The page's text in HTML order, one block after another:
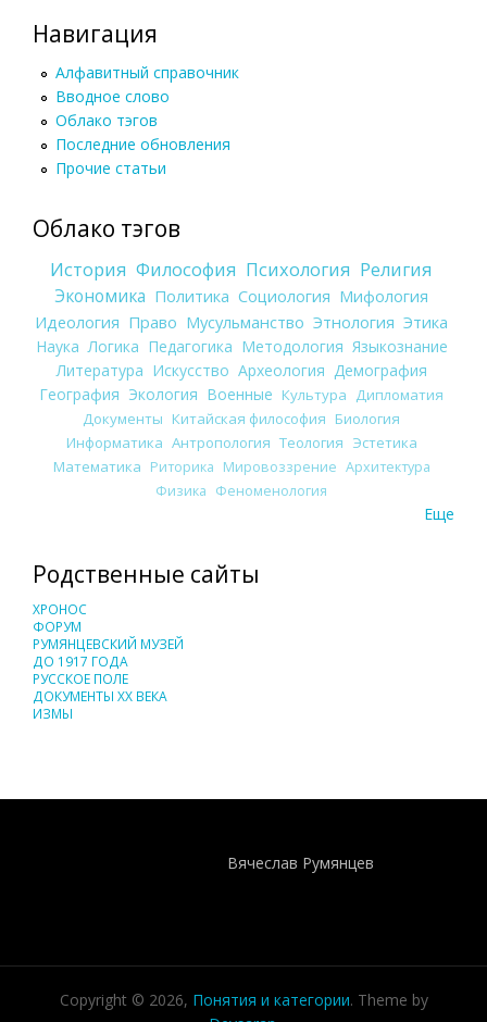
Навигация
Алфавитный справочник
Вводное слово
Облако тэгов
Последние обновления
Прочие статьи
Облако тэгов
История Философия Психология Религия
Экономика Политика Социология Мифология
Идеология Право Мусульманство Этнология Этика
Наука Логика Педагогика Методология Языкознание
Литература Искусство Археология Демография
География Экология Военные Культура
Дипломатия
Документы Китайская философия Биология
Информатика Антропология Теология Эстетика
Математика Риторика Мировоззрение Архитектура
Физика Феноменология
Еще
Родственные сайты
ХРОНОС
ФОРУМ
РУМЯНЦЕВСКИЙ МУЗЕЙ
ДО 1917 ГОДА
РУССКОЕ ПОЛЕ
ДОКУМЕНТЫ XX ВЕКА
ИЗМЫ
Вячеслав Румянцев
Copyright © 2026, Понятия и категории. Theme by